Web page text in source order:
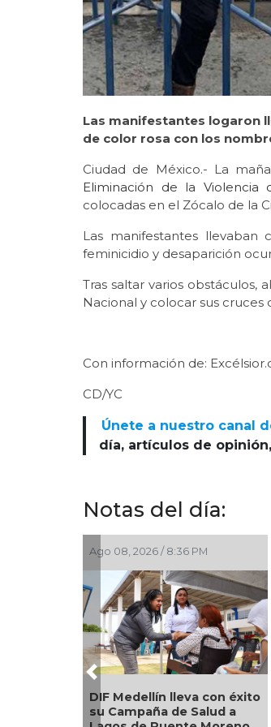
Las manifestantes logaron
de color rosa con los
Ciudad de México.- La
Eliminación de la Violencia
colocadas en el Zócalo de la
Las manifestantes
feminicidio y desaparición
Tras saltar varios obstáculos,
Nacional y colocar sus
Con información de:
CD/YC
Únete a nuestro canal
día, artículos de
Notas del día:
Ago 08, 2026 / 8:36 PM
DIF Medellín lleva con éxito
su Campaña de Salud a
Ago 08,
Previous